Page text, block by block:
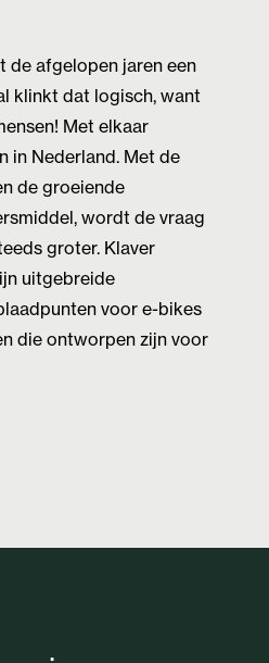
de afgelopen jaren een
klinkt dat logisch, want
Met elkaar
in Nederland. Met de
de groeiende
wordt de vraag
groter. Klaver
uitgebreide
voor e-bikes
die ontworpen zijn voor